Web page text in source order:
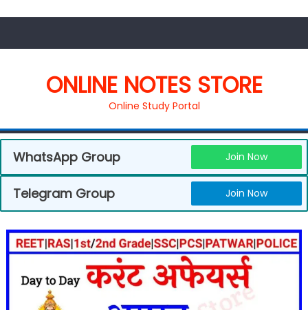
ONLINE NOTES STORE
Online Study Portal
WhatsApp Group Join Now
Telegram Group Join Now